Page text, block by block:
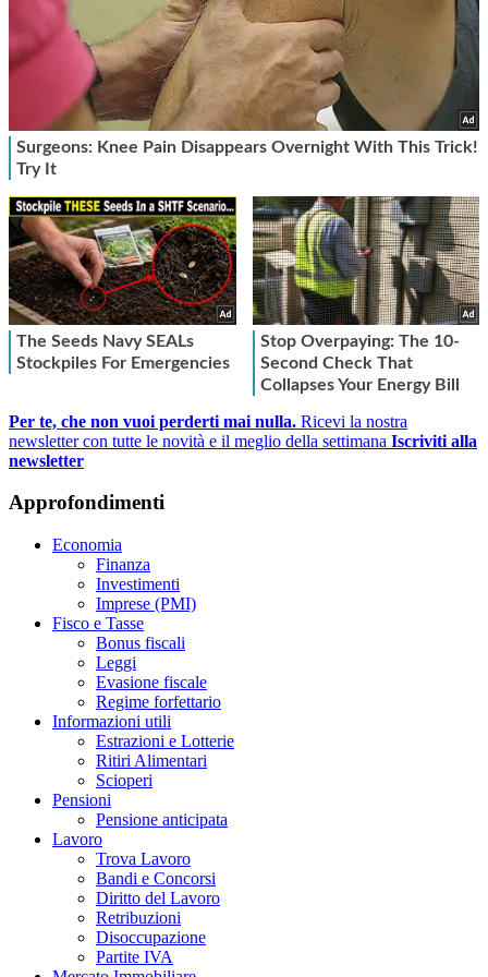
Per te, che non vuoi perderti mai nulla. Ricevi la nostra
newsletter con tutte le novità e il meglio della settimana Iscriviti alla
newsletter
Approfondimenti
Economia
Finanza
Investimenti
Imprese (PMI)
Fisco e Tasse
Bonus fiscali
Leggi
Evasione fiscale
Regime forfettario
Informazioni utili
Estrazioni e Lotterie
Ritiri Alimentari
Scioperi
Pensioni
Pensione anticipata
Lavoro
Trova Lavoro
Bandi e Concorsi
Diritto del Lavoro
Retribuzioni
Disoccupazione
Partite IVA